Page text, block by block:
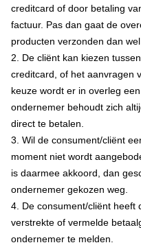
creditcard of door betaling
factuur. Pas dan gaat de
producten verzonden dan
2. De cliënt kan kiezen
creditcard, of het aanvragen
keuze wordt er in overleg
ondernemer behoudt zich
direct te betalen.
3. Wil de consument/cliënt
moment niet wordt
is daarmee akkoord, dan
ondernemer gekozen weg.
4. De consument/cliënt heeft
verstrekte of vermelde
ondernemer te melden.